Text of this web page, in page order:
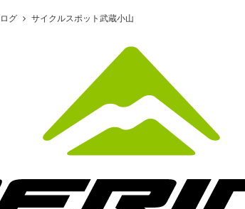
グ サイクルスポット武蔵小山